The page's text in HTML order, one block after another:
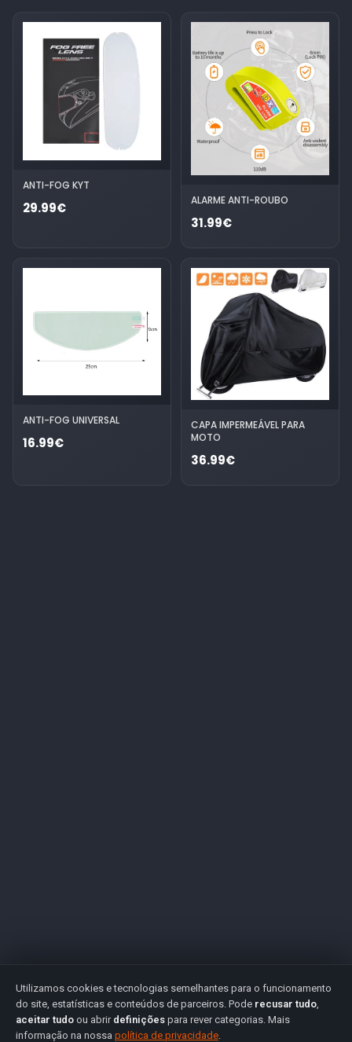
ANTI-FOG KYT
29.99€ ALARME ANTI-ROUBO
31.99€
ANTI-FOG UNIVERSAL
16.99€
CAPA IMPERMEÁVEL PARA
MOTO
36.99€
Utilizamos cookies e tecnologias semelhantes para o funcionamento
do site, estatísticas e conteúdos de parceiros. Pode recusar tudo,
aceitar tudo ou abrir definições para rever categorias. Mais
informação na nossa política de privacidade.